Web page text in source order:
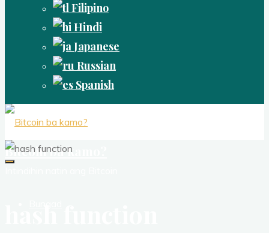
Filipino
Hindi
Japanese
Russian
Spanish
Bitcoin ba kamo?